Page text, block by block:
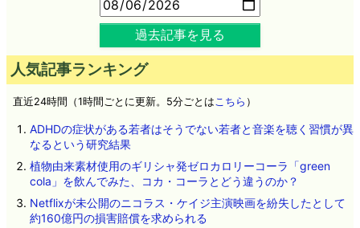
過去記事を見る
人気記事ランキング
直近24時間（1時間ごとに更新。5分ごとは こちら ）
ADHDの症状がある若者はそうでない若者と音楽を聴く習慣が異
なるという研究結果
植物由来素材使用のギリシャ発ゼロカロリーコーラ「green
cola」を飲んでみた、コカ・コーラとどう違うのか？
Netflixが未公開のニコラス・ケイジ主演映画を紛失したとして
約160億円の損害賠償を求められる